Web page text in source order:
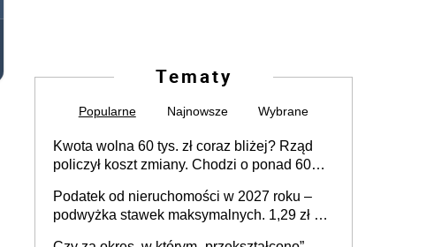
Tematy
Popularne Najnowsze Wybrane
Kwota wolna 60 tys. zł coraz bliżej? Rząd
policzył koszt zmiany. Chodzi o ponad 60
Podatek od nieruchomości w 2027 roku –
podwyżka stawek maksymalnych. 1,29 zł za